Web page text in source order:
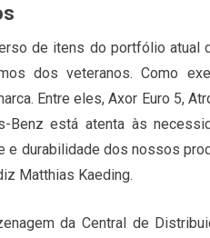
de itens do portfólio
dos veteranos. Como
Entre eles, Axor Euro 5,
Benz está atenta às
e durabilidade dos nossos
Matthias Kaeding.
da Central de